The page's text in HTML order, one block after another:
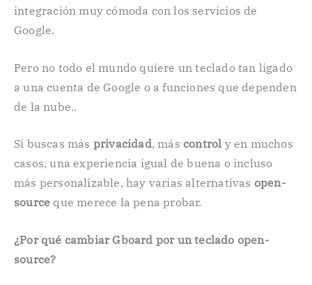
integración muy cómoda con los servicios de
Google.
Pero no todo el mundo quiere un teclado tan ligado
a una cuenta de Google o a funciones que dependen
de la nube..
Si buscas más privacidad, máscontrol y en muchos
casos, una experiencia igual de buena o incluso
más personalizable, hay varias alternativas open-
source que merece la pena probar.
¿Por qué cambiar Gboard por un teclado open-
source?